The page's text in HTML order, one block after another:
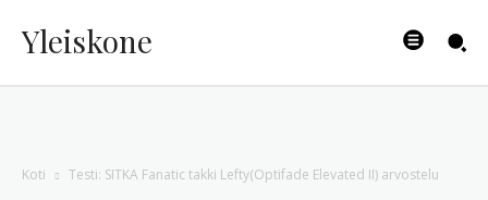
Yleiskone
Koti Testi: SITKA Fanatic takki Lefty(Optifade Elevated II) arvostelu